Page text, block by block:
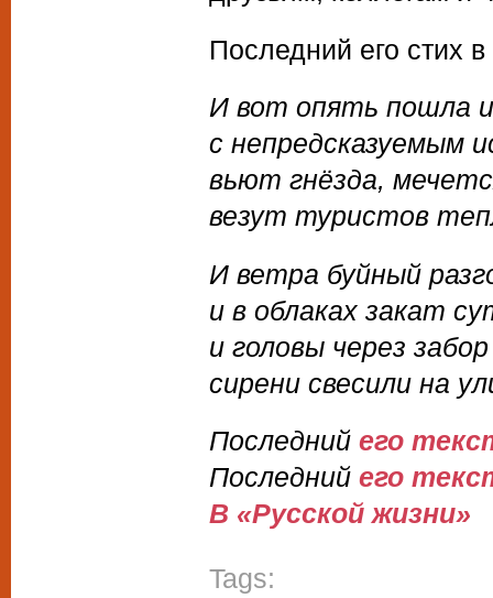
Последний его стих
И вот опять пошла
с непредсказуемым
вьют гнёзда,
везут туристов
И ветра буйный
и в облаках закат
и головы через забор
сирени свесили на
Последний его
Последний его
В «Русской жизни»
Tags: